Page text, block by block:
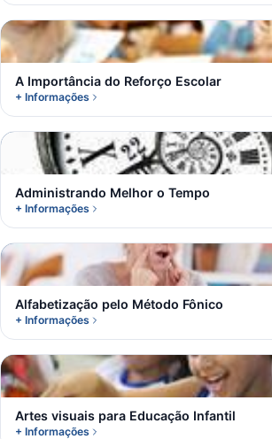
A
A Importância do Reforço Escolar
+ Informações
A
Administrando Melhor o Tempo
+ Informações
A
Alfabetização pelo Método Fônico
+ Informações
A
Artes visuais para Educação Infantil
+ Informações